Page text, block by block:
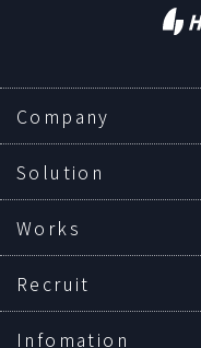
Company
Solution
Works
Recruit
Infomation